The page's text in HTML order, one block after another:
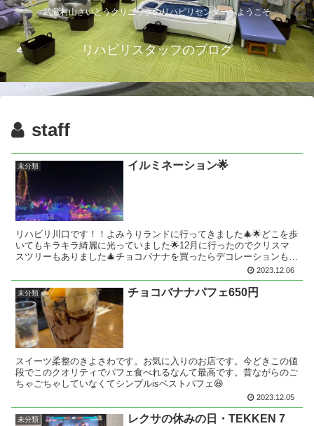
武蔵村山さいとうクリニックのリハビリセンターへようこそ
リハビリスタッフのブログ
staff
未分類 イルミネーション🌟
リハビリ川口です！！よみうりランドに行ってきました🎄🌟どこを歩
いてもキラキラ綺麗に光っていました🌟12月に行ったのでクリスマ
スツリーもありました🎄チョコバナナを買ったらデコレーションもキ
ラキラしていたので、つい写真を撮ってしまいました🍫🍌 2023.12.06
未分類 チョコバナナパフェ650円
スイーツ柔整のきよさわです。お気に入りのお店です。今どきこの値
段でこのクオリティでパフェ食べれるなんて最高です。昔ながらのご
ちゃごちゃしていなくてシンプルisベストパフェ😆
2023.12.05
未分類 レクサの休みの日・TEKKEN 7